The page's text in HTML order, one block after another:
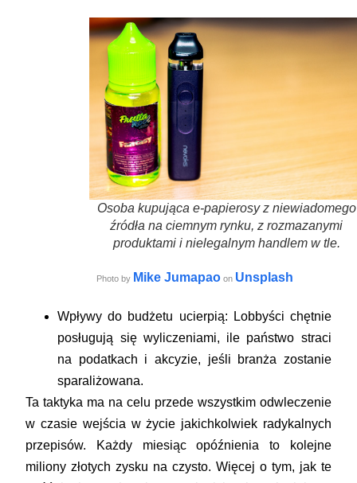
Osoba kupująca e-papierosy z niewiadomego
źródła na ciemnym rynku, z rozmazanymi
produktami i nielegalnym handlem w tle.
Photo by Mike Jumapaoon Unsplash
Wpływy do budżetu ucierpią: Lobbyści chętnie
posługują się wyliczeniami, ile państwo straci
na podatkach i akcyzie, jeśli branża zostanie
sparaliżowana.
Ta taktyka ma na celu przede wszystkim odwleczenie
w czasie wejścia w życie jakichkolwiek radykalnych
przepisów. Każdy miesiąc opóźnienia to kolejne
miliony złotych zysku na czysto. Więcej o tym, jak te